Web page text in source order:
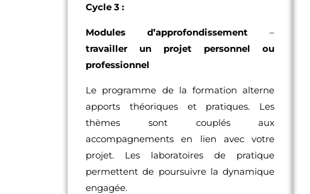
Cycle 3 :
Modules d’approfondissement–
travailler un projet personnel ou
professionnel
Le programme de la formation alterne
apports théoriques et pratiques. Les
thèmes sont couplés aux
accompagnements en lien avec votre
projet. Les laboratoires de pratique
permettent de poursuivre la dynamique
engagée.